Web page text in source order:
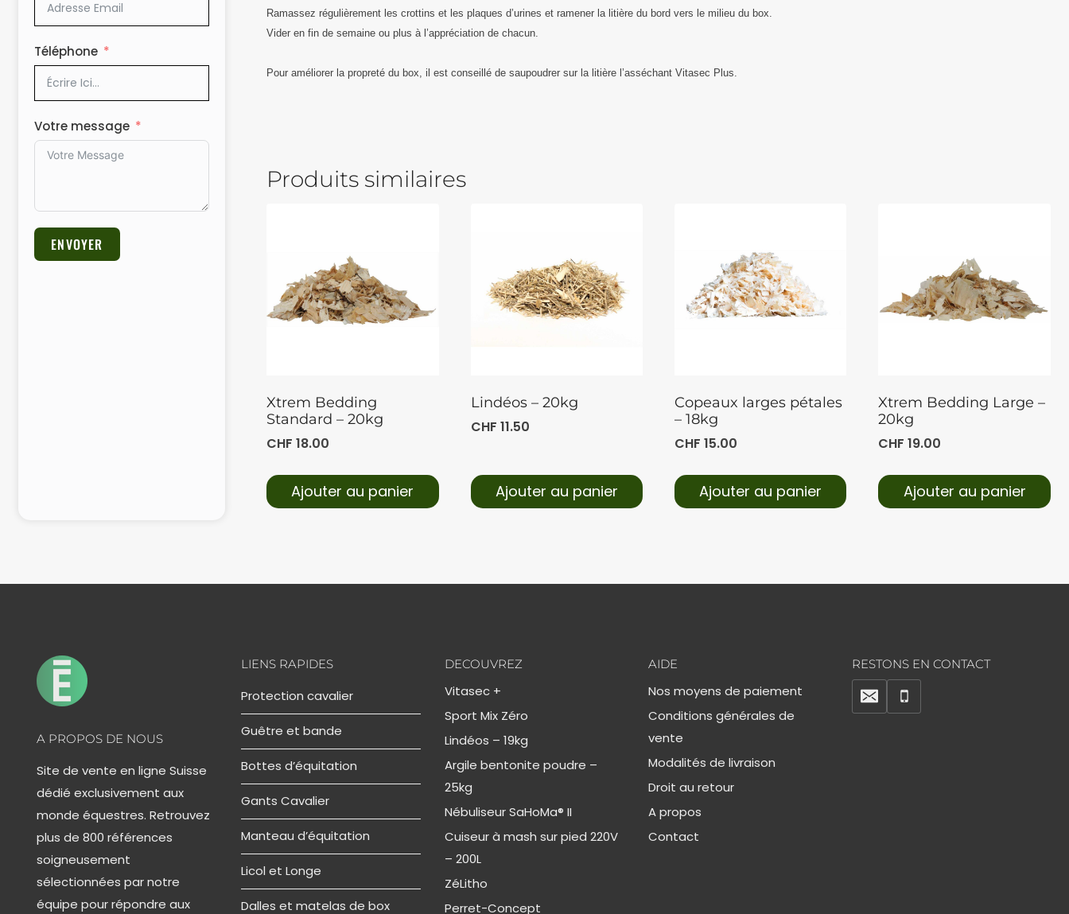
Ramassez régulièrement les crottins et les plaques d’urines et ramener la litière du bord vers le milieu du box.
Vider en fin de semaine ou plus à l’appréciation de chacun.
Pour améliorer la propreté du box, il est conseillé de saupoudrer sur la litière l’asséchant Vitasec Plus.
Produits similaires
Xtrem Bedding
Standard – 20kg
CHF 18.00
Ajouter au panier
Lindéos – 20kg
CHF 11.50
Ajouter au panier
Copeaux larges pétales
– 18kg
CHF 15.00
Ajouter au panier
Xtrem Bedding Large –
20kg
CHF 19.00
Ajouter au panier
Téléphone
Votre message
ENVOYER
A PROPOS DE NOUS
Site de vente en ligne Suisse
dédié exclusivement aux
monde équestres. Retrouvez
plus de 800 références
soigneusement
sélectionnées par notre
équipe pour répondre aux
LIENS RAPIDES
Protection cavalier
Guêtre et bande
Bottes d’équitation
Gants Cavalier
Manteau d’équitation
Licol et Longe
Dalles et matelas de box
DECOUVREZ
Vitasec +
Sport Mix Zéro
Lindéos – 19kg
Argile bentonite poudre –
25kg
Nébuliseur SaHoMa® II
Cuiseur à mash sur pied 220V
– 200L
ZéLitho
Perret-Concept
AIDE
Nos moyens de paiement
Conditions générales de
vente
Modalités de livraison
Droit au retour
A propos
Contact
RESTONS EN CONTACT